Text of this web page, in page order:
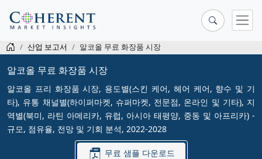
산업 보고서 알코올 무료 화장품 시장
알코올 무료 화장품 시장
알코올 프리 화장품 시장, 용도별(스킨 케어, 헤어 케어, 향수 및 기
타), 유통 채널별(하이퍼마켓, 슈퍼마켓, 전문점, 온라인 및 기타), 지
역별(북미, 라틴 아메리카, 유럽, 아시아 태평양, 중동 및 아프리카) -
규모, 점유율, 전망 및 기회 분석, 2022-2028
무료 샘플 다운로드